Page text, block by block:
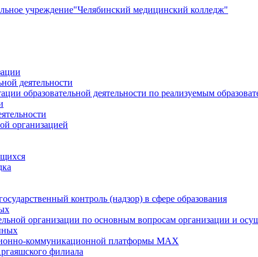
учреждение"Челябинский медицинский колледж"
деятельности
образовательной деятельности по реализуемым
организацией
контроль (надзор) в сфере образования
организации по основным вопросам организации и
коммуникационной платформы MAX
филиала